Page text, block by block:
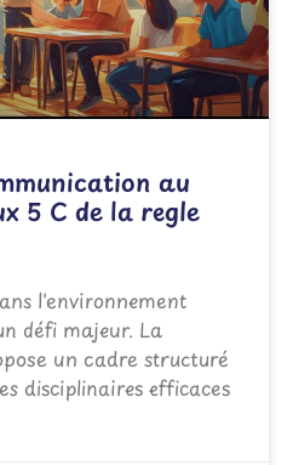
au
5 C de la regle
l'environnement
défi majeur. La
un cadre structuré
disciplinaires efficaces